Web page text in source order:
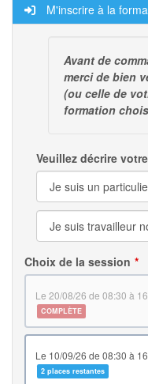
M'inscrire à la
Avant de
merci de bien
(ou celle de
formation
Veuillez décrire
Choix de la session
COMPLÈTE
2 places restantes